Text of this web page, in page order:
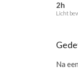
2h
Licht
Na